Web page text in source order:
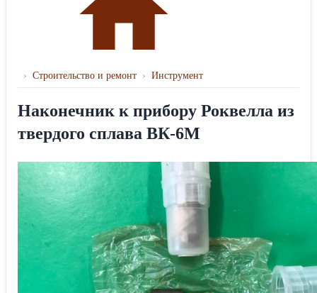
› Строительство и ремонт › Инструмент
Наконечник к прибору Роквелла из
твердого сплава ВК-6М